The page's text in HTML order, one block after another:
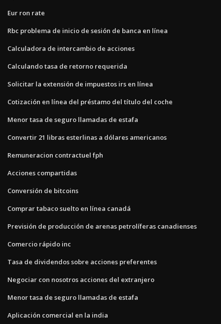
Eur ron rate
Rbc problema de inicio de sesión de banca en línea
Calculadora de intercambio de acciones
Calculando tasa de retorno requerida
Solicitar la extensión de impuestos irs en línea
Cotización en línea del préstamo del título del coche
Menor tasa de seguro llamadas de estafa
Convertir 21 libras esterlinas a dólares americanos
Remuneracion contractuel fph
Acciones compartidas
Conversión de bitcoins
Comprar tabaco suelto en línea canadá
Previsión de producción de arenas petrolíferas canadienses
Comercio rápido inc
Tasa de dividendos sobre acciones preferentes
Negociar con nosotros acciones del extranjero
Menor tasa de seguro llamadas de estafa
Aplicación comercial en la india